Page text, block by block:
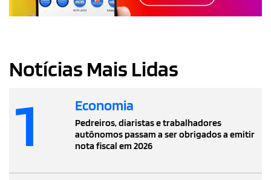
Notícias Mais Lidas
1 Economia
Pedreiros, diaristas e trabalhadores
autônomos passam a ser obrigados a emitir
nota fiscal em 2026